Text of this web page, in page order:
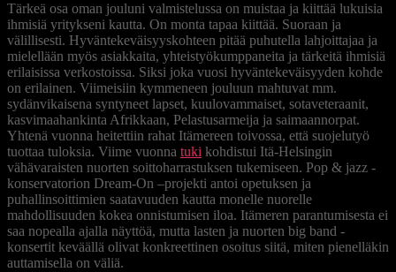
Tärkeä osa oman jouluni valmistelussa on muistaa ja kiittää lukuisia
ihmisiä yritykseni kautta. On monta tapaa kiittää. Suoraan ja
välillisesti. Hyväntekeväisyyskohteen pitää puhutella lahjoittajaa ja
mielellään myös asiakkaita, yhteistyökumppaneita ja tärkeitä ihmisiä
erilaisissa verkostoissa. Siksi joka vuosi hyväntekeväisyyden kohde
on erilainen. Viimeisiin kymmeneen jouluun mahtuvat mm.
sydänvikaisena syntyneet lapset, kuulovammaiset, sotaveteraanit,
kasvimaahankinta Afrikkaan, Pelastusarmeija ja saimaannorpat.
Yhtenä vuonna heitettiin rahat Itämereen toivossa, että suojelutyö
tuottaa tuloksia. Viime vuonna tuki kohdistui Itä-Helsingin
vähävaraisten nuorten soittoharrastuksen tukemiseen. Pop & jazz -
konservatorion Dream-On –projekti antoi opetuksen ja
puhallinsoittimien saatavuuden kautta monelle nuorelle
mahdollisuuden kokea onnistumisen iloa. Itämeren parantumisesta ei
saa nopealla ajalla näyttöä, mutta lasten ja nuorten big band -
konsertit keväällä olivat konkreettinen osoitus siitä, miten pienelläkin
auttamisella on väliä.